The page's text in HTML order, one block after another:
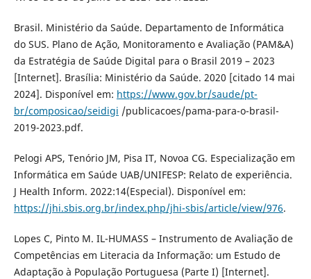
Brasil. Ministério da Saúde. Departamento de Informática
do SUS. Plano de Ação, Monitoramento e Avaliação (PAM&A)
da Estratégia de Saúde Digital para o Brasil 2019 – 2023
[Internet]. Brasília: Ministério da Saúde. 2020 [citado 14 mai
2024]. Disponível em: https://www.gov.br/saude/pt-
br/composicao/seidigi /publicacoes/pama-para-o-brasil-
2019-2023.pdf.
Pelogi APS, Tenório JM, Pisa IT, Novoa CG. Especialização em
Informática em Saúde UAB/UNIFESP: Relato de experiência.
J Health Inform. 2022:14(Especial). Disponível em:
https://jhi.sbis.org.br/index.php/jhi-sbis/article/view/976.
Lopes C, Pinto M. IL-HUMASS – Instrumento de Avaliação de
Competências em Literacia da Informação: um Estudo de
Adaptação à População Portuguesa (Parte I) [Internet].